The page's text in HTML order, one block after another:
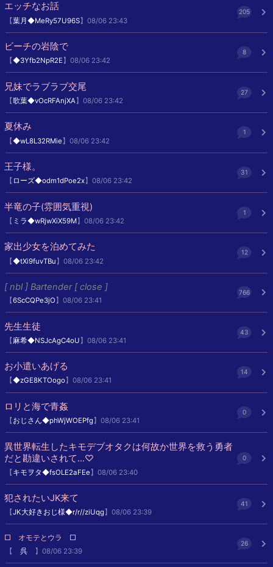
エッチなお話
【葉月◆MeRy57U96S】08/06 23:43
205
ビーチの岩陰で
【◆3Yfb2NpR2E】08/06 23:42
8
兄妹でラブラブ交尾
【歌葉◆vOcRFAnjXA】08/06 23:42
27
夏休み
【◆wL8L32RMie】08/06 23:42
1
王子様。
【 ローズ◆odm1dPoe2x】08/06 23:42
31
半竜の子(雰囲気重視)
【 ミラ◆wRjwXiX59M】08/06 23:42
1
家出少女を泊めてみた
【◆tXi9fuvTBu】08/06 23:42
12
[ nbl ] Bartender [ close ]
【6ScCQPe3jO 】08/06 23:41
766
先生生徒
【 麻希◆NSJcAgC4oU】08/06 23:41
43
お小遣いあげる
【◆zGE8KTOogo】08/06 23:41
14
ロリと海で青姦
【 おじさん◆phWjWOEPfg】08/06 23:41
0
異世界転生したキモデブオタクは何故か世界を救う勇者
だと勘違いされて…♡
【 キモヲタ◆fsOLE2aFEe】08/06 23:40
0
犯されたいJK来て
【JK大好きおじ様◆r/r//ziUqg】08/06 23:39
41
□ オモテとウラ □
【 呉 】08/06 23:39
26